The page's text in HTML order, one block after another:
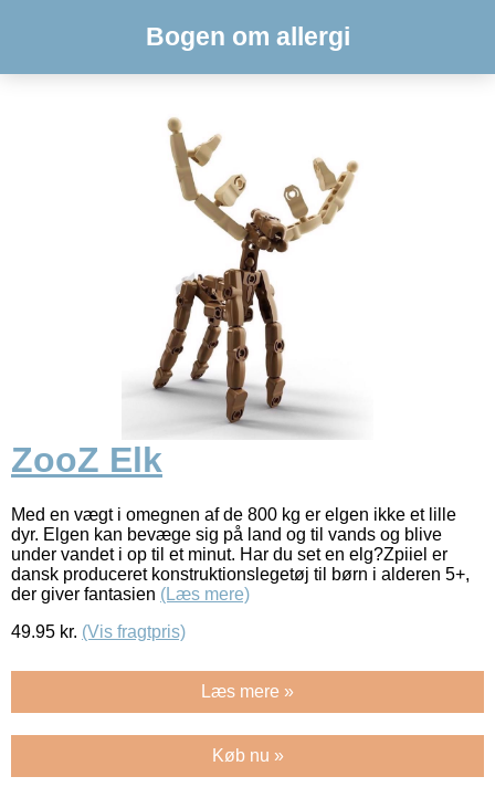
Bogen om allergi
ZooZ Elk
Med en vægt i omegnen af de 800 kg er elgen ikke et lille
dyr. Elgen kan bevæge sig på land og til vands og blive
under vandet i op til et minut. Har du set en elg?Zpiiel er
dansk produceret konstruktionslegetøj til børn i alderen 5+,
der giver fantasien (Læs mere)
49.95 kr. (Vis fragtpris)
Læs mere »
Køb nu »